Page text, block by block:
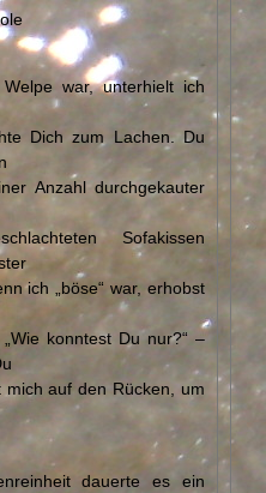
war, unterhielt ich
Dich zum Lachen. Du
Anzahl durchgekauter
Sofakissen
ich „böse“ war, erhobst
konntest Du nur?“ –
mich auf den Rücken, um
dauerte es ein